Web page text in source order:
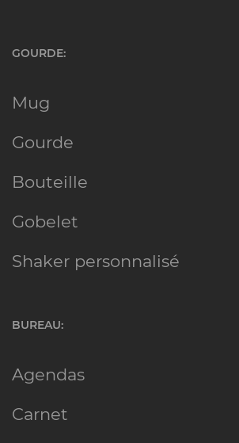
GOURDE:
Mug
Gourde
Bouteille
Gobelet
Shaker personnalisé
BUREAU:
Agendas
Carnet